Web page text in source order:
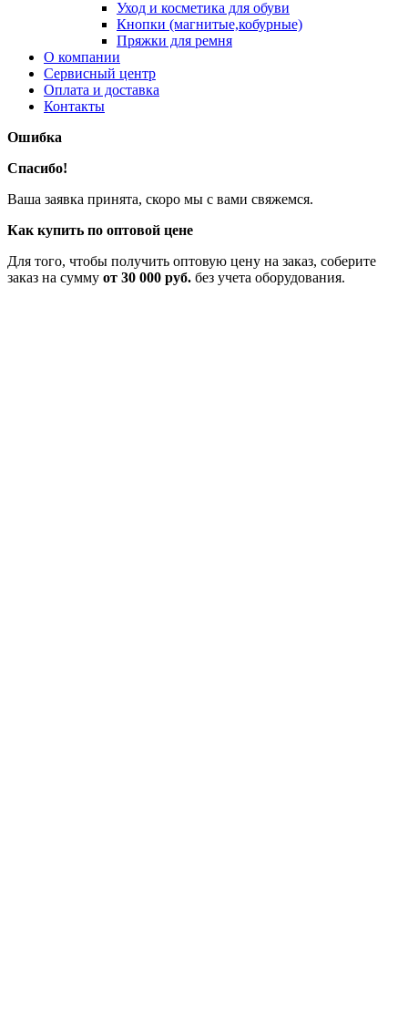
Уход и косметика для обуви
Кнопки (магнитые,кобурные)
Пряжки для ремня
О компании
Сервисный центр
Оплата и доставка
Контакты
Ошибка
Спасибо!
Ваша заявка принята, скоро мы с вами свяжемся.
Как купить по оптовой цене
Для того, чтобы получить оптовую цену на заказ, соберите
заказ на сумму от 30 000 руб. без учета оборудования.